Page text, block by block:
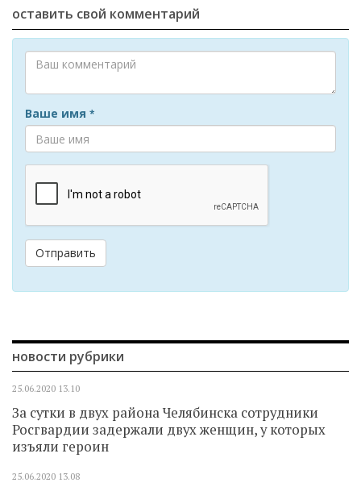
оставить свой комментарий
Ваше имя *
Отправить
новости рубрики
25.06.2020 13.10
За сутки в двух района Челябинска сотрудники
Росгвардии задержали двух женщин, у которых
изъяли героин
25.06.2020 13.08